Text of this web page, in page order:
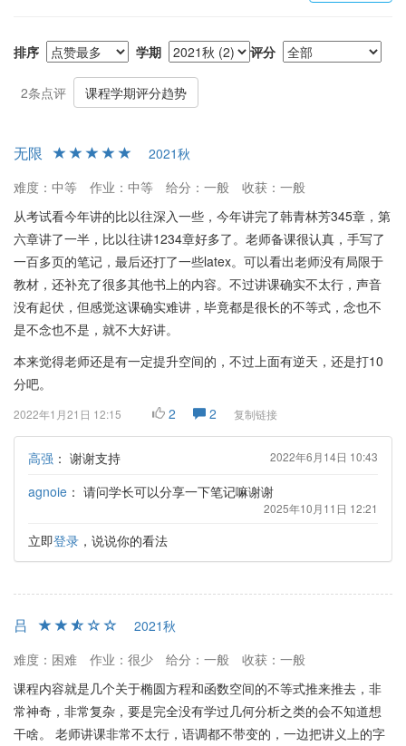
排序 学期 评分
2条点评 课程学期评分趋势
无限
2021秋
难度：中等
作业：中等 给分：一般
收获：一般
从考试看今年讲的比以往深入一些，今年讲完了韩青林芳345章，第
六章讲了一半，比以往讲1234章好多了。老师备课很认真，手写了
一百多页的笔记，最后还打了一些latex。可以看出老师没有局限于
教材，还补充了很多其他书上的内容。不过讲课确实不太行，声音
没有起伏，但感觉这课确实难讲，毕竟都是很长的不等式，念也不
是不念也不是，就不大好讲。
本来觉得老师还是有一定提升空间的，不过上面有逆天，还是打10
分吧。
2022年1月21日 12:15 2 2 复制链接
高强 ： 谢谢支持 2022年6月14日 10:43
agnoie ： 请问学长可以分享一下笔记嘛谢谢
2025年10月11日 12:21
立即登录 ，说说你的看法
吕
2021秋
难度：困难
作业：很少 给分：一般
收获：一般
课程内容就是几个关于椭圆方程和函数空间的不等式推来推去，非
常神奇，非常复杂，要是完全没有学过几何分析之类的会不知道想
干啥。 老师讲课非常不太行，语调都不带变的，一边把讲义上的字